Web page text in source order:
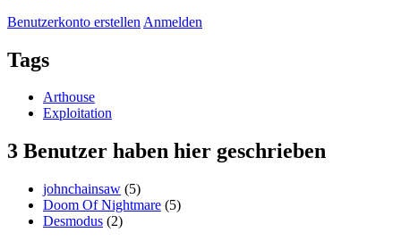
Benutzerkonto erstellen Anmelden
Tags
Arthouse
Exploitation
3 Benutzer haben hier geschrieben
johnchainsaw (5)
Doom Of Nightmare (5)
Desmodus (2)